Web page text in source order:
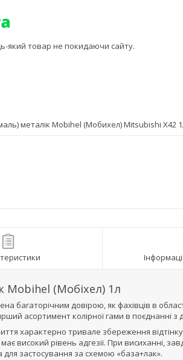
який товар не покидаючи сайту.
металік Mobihel (Мобихел) Mitsubishi X42
Mobihel (Мобіхел) 1л
багаторічним довірою, як фахівців в
асортимент колірної гами в поєднанні з
характерно тривале збереження
високий рівень адгезії. При висиханні,
застосування за схемою «база+лак».